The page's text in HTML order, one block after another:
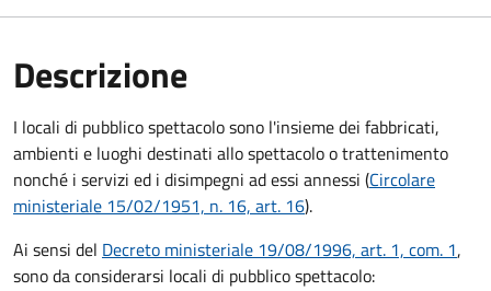
Descrizione
I locali di pubblico spettacolo sono l'insieme dei fabbricati,
ambienti e luoghi destinati allo spettacolo o trattenimento
nonché i servizi ed i disimpegni ad essi annessi (Circolare
ministeriale 15/02/1951, n. 16, art. 16).
Ai sensi del Decreto ministeriale 19/08/1996, art. 1, com. 1,
sono da considerarsi locali di pubblico spettacolo: